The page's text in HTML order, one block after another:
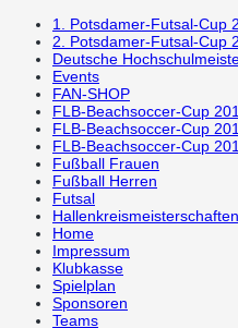
1. Potsdamer-Futsal-Cup
2. Potsdamer-Futsal-Cup
Deutsche
Events
FAN-SHOP
FLB-Beachsoccer-Cup
FLB-Beachsoccer-Cup
FLB-Beachsoccer-Cup
Fußball Frauen
Fußball Herren
Futsal
Home
Impressum
Klubkasse
Spielplan
Sponsoren
Teams